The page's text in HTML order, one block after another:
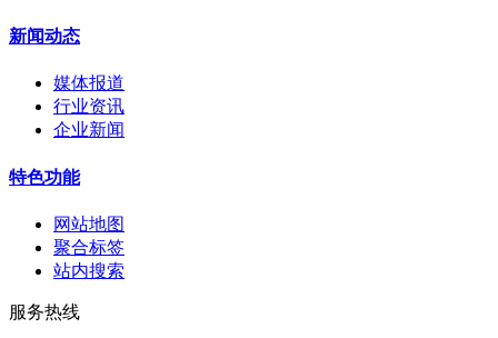
新闻动态
媒体报道
行业资讯
企业新闻
特色功能
网站地图
聚合标签
站内搜索
服务热线